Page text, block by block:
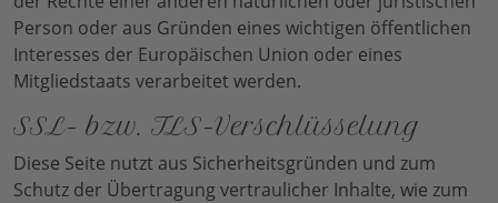
Person oder aus Gründen eines wichtigen öffentlichen
Interesses der Europäischen Union oder eines
Mitgliedstaats verarbeitet werden.
SSL- bzw. TLS-Verschlüsselung
Diese Seite nutzt aus Sicherheitsgründen und zum
Schutz der Übertragung vertraulicher Inhalte, wie zum